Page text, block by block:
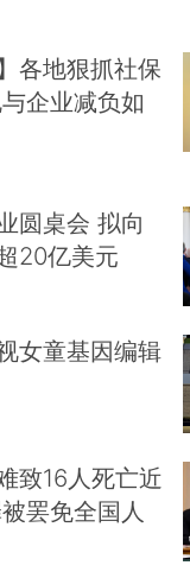
各地狠抓社保
企业减负如
圆桌会 拟向
20亿美元
女童基因编辑
致16人死亡近
罢免全国人